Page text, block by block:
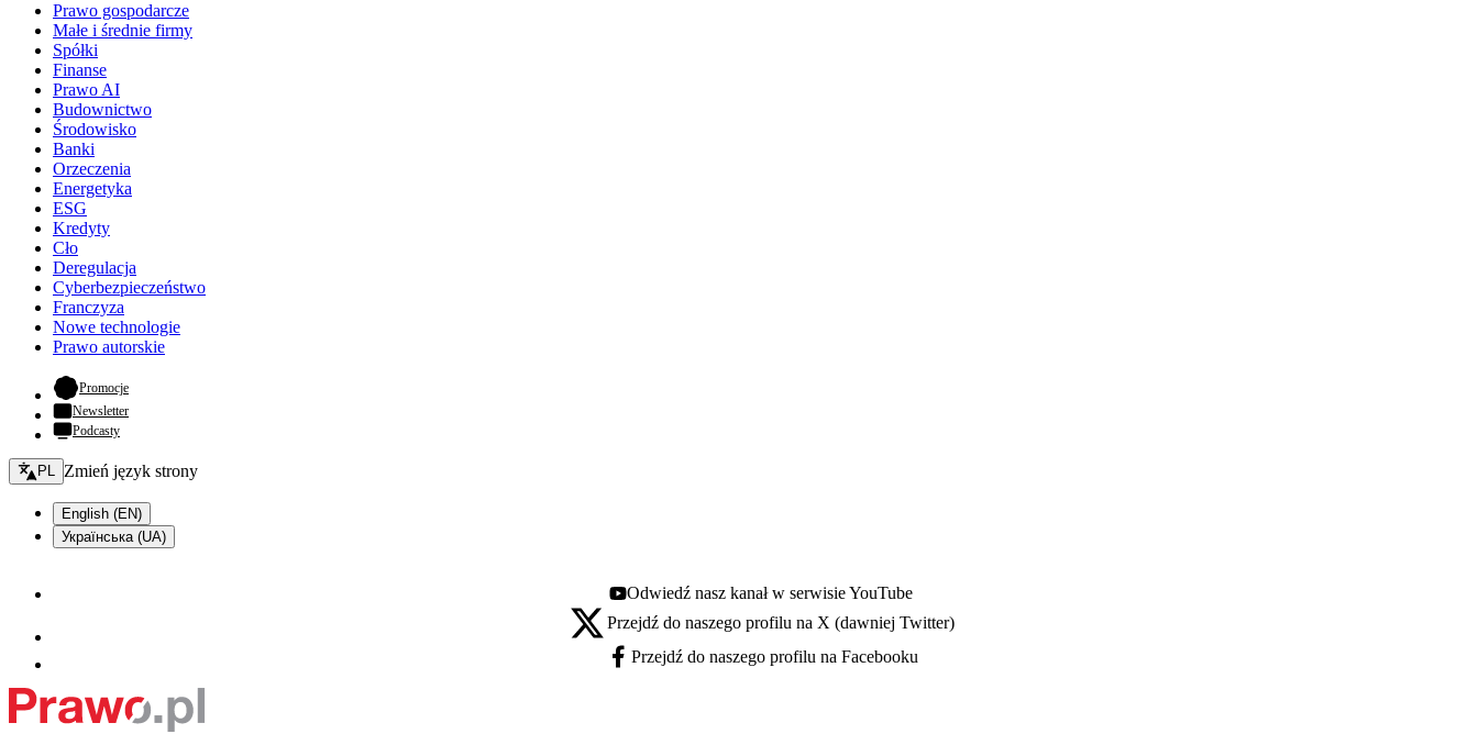
Prawo gospodarcze
Małe i średnie firmy
Spółki
Finanse
Prawo AI
Budownictwo
Środowisko
Banki
Orzeczenia
Energetyka
ESG
Kredyty
Cło
Deregulacja
Cyberbezpieczeństwo
Franczyza
Nowe technologie
Prawo autorskie
Promocje- otwiera się w nowej karcie
Newsletter
Podcasty
Zmień język - bieżący:
PL Zmień język strony
English (EN)
Українська (UA)
Youtube - otwiera się w nowej karcie
Odwiedź nasz kanał w serwisie YouTube
X - otwiera się w nowej karcie
Przejdź do naszego profilu na X (dawniej Twitter)
Facebook - otwiera się w nowej karcie
Przejdź do naszego profilu na Facebooku